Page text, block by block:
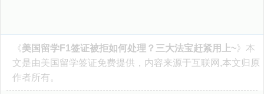
《美国留学F1签证被拒如何处理？三大法宝赶紧用上~》本
文是由美国留学签证免费提供，内容来源于互联网,本文归原
作者所有。